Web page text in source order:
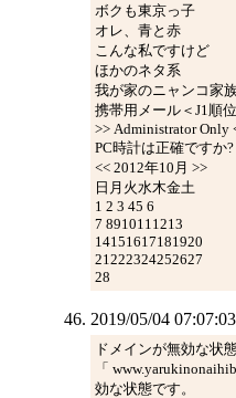
ボクも東京っ子
オレ、青と赤
こんな私ですけど
ほかのネタ系
我が家のニャンコ家
携帯用メール＜J1順
>> Administrator Only
PC時計は正確ですか?
<< 2012年10月 >>
日月火水木金土
1 2 3 45 6
7 8910111213
14151617181920
21222324252627
28
2019/05/04 07:07:03
ドメインが無効な状
「
効な状態です。